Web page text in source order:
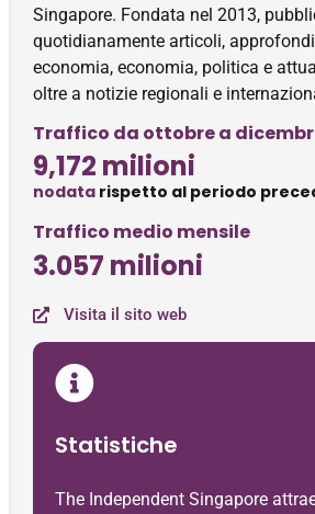
Singapore. Fondata nel 2013,
quotidianamente articoli,
economia, economia, politica e
oltre a notizie regionali e
Traffico da ottobre a
9,172 milioni
nodata rispetto al periodo
Traffico medio mensile
3.057 milioni
Visita il sito web
Statistiche
The Independent Singapore